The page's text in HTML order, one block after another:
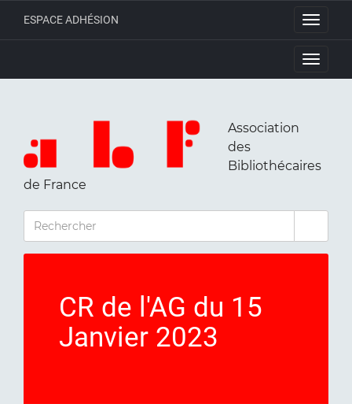
Toggle
ESPACE ADHÉSION
Toggle
Association
des
Bibliothécaires
de France
RECHERCHER
CR de l'AG du 15
Janvier 2023